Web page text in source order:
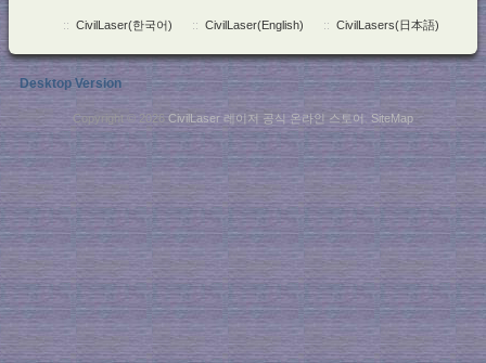
:: CivilLaser(한국어) :: CivilLaser(English) :: CivilLasers(日本語)
Desktop Version
Copyright © 2026 CivilLaser 레이저 공식 온라인 스토어 SiteMap